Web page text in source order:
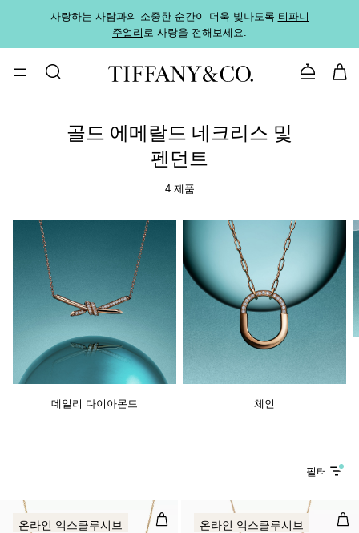
사랑하는 사람과의 소중한 순간이 더욱 빛나도록 티파니
주얼리로 사랑을 전해보세요.
문의하기
골드 에메랄드 네크리스 및
펜던트
4 제품
데일리 다이아몬드 체인
필터
컬러 바이 더 야드 펜던트 옐로우
온라인 익스클루시브 오
온라인 익스클루시브